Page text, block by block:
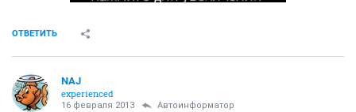
ОТВЕТИТЬ
NAJ
experienced
16 февраля 2013 Автоинформатор